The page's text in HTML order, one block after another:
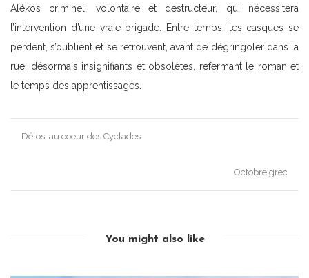
Alékos criminel, volontaire et destructeur, qui nécessitera
l’intervention d’une vraie brigade. Entre temps, les casques se
perdent, s’oublient et se retrouvent, avant de dégringoler dans la
rue, désormais insignifiants et obsolètes, refermant le roman et
le temps des apprentissages.
Post
Délos, au coeur des Cyclades
Octobre grec
You might also like